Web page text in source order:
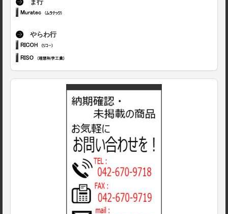
ま行
やらわ行